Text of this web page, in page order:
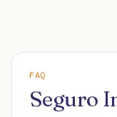
FAQ
Seguro